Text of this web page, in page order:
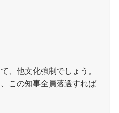
、他文化強制でしょう。
この知事全員落選すれば